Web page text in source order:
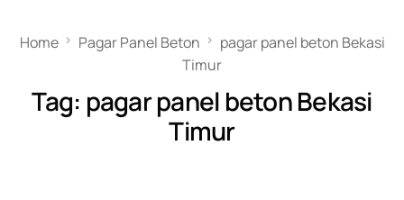
Home Pagar Panel Beton
pagar panel beton Bekasi
Timur
Tag: pagar panel beton Bekasi
Timur